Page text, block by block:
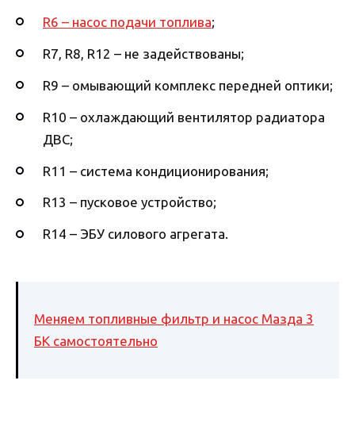
R6 – насос подачи топлива;
R7, R8, R12 – не задействованы;
R9 – омывающий комплекс передней оптики;
R10 – охлаждающий вентилятор радиатора
ДВС;
R11 – система кондиционирования;
R13 – пусковое устройство;
R14 – ЭБУ силового агрегата.
Меняем топливные фильтр и насос Мазда 3
БК самостоятельно